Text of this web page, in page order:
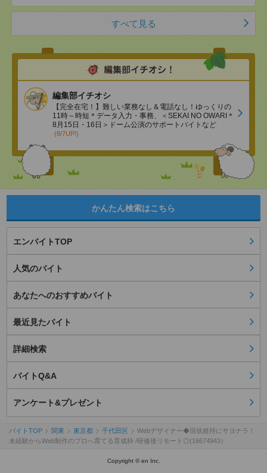
すべて見る
編集部イチオシ
【完全在宅！】難しい業務なし＆電話なし！ゆっくりの
11時～時短＊データ入力・事務、＜SEKAI NO OWARI＊
8月15日・16日＞ドーム公演のサポートバイトなど
(8/7UP!)
かんたん検索はこちら
エンバイトTOP
人気のバイト
あなたへのおすすめバイト
最近見たバイト
詳細検索
バイトQ&A
アンケート&プレゼント
バイトTOP 関東 東京都 千代田区
Webデザイナー◆現状維持にサヨナラ！
未経験からWeb制作のプロへ育てる育成枠 /研修後リモート◎(16674943）
Copyright © en Inc.